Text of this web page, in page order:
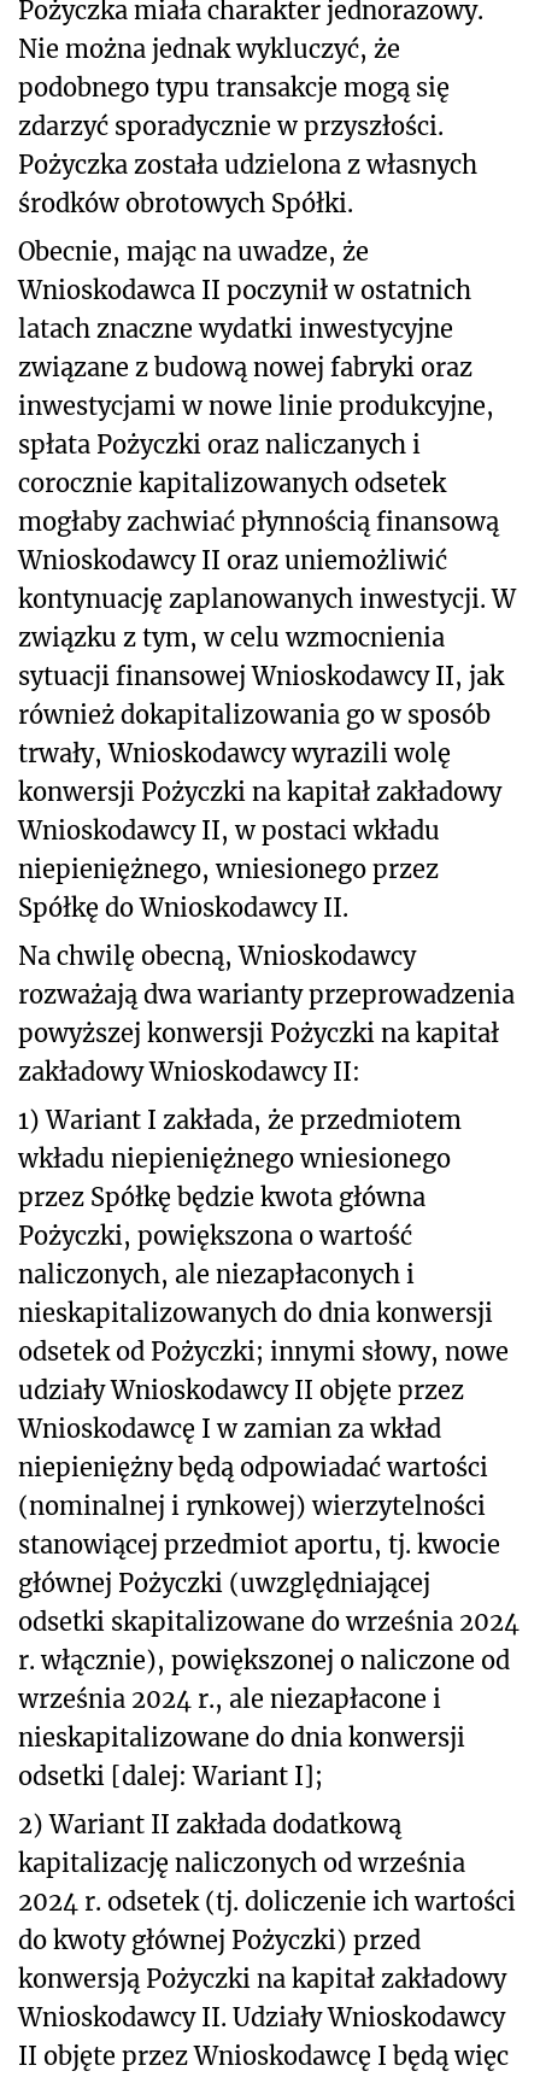
Pożyczka miała charakter jednorazowy.
Nie można jednak wykluczyć, że
podobnego typu transakcje mogą się
zdarzyć sporadycznie w przyszłości.
Pożyczka została udzielona z własnych
środków obrotowych Spółki.
Obecnie, mając na uwadze, że
Wnioskodawca II poczynił w ostatnich
latach znaczne wydatki inwestycyjne
związane z budową nowej fabryki oraz
inwestycjami w nowe linie produkcyjne,
spłata Pożyczki oraz naliczanych i
corocznie kapitalizowanych odsetek
mogłaby zachwiać płynnością finansową
Wnioskodawcy II oraz uniemożliwić
kontynuację zaplanowanych inwestycji. W
związku z tym, w celu wzmocnienia
sytuacji finansowej Wnioskodawcy II, jak
również dokapitalizowania go w sposób
trwały, Wnioskodawcy wyrazili wolę
konwersji Pożyczki na kapitał zakładowy
Wnioskodawcy II, w postaci wkładu
niepieniężnego, wniesionego przez
Spółkę do Wnioskodawcy II.
Na chwilę obecną, Wnioskodawcy
rozważają dwa warianty przeprowadzenia
powyższej konwersji Pożyczki na kapitał
zakładowy Wnioskodawcy II:
1) Wariant I zakłada, że przedmiotem
wkładu niepieniężnego wniesionego
przez Spółkę będzie kwota główna
Pożyczki, powiększona o wartość
naliczonych, ale niezapłaconych i
nieskapitalizowanych do dnia konwersji
odsetek od Pożyczki; innymi słowy, nowe
udziały Wnioskodawcy II objęte przez
Wnioskodawcę I w zamian za wkład
niepieniężny będą odpowiadać wartości
(nominalnej i rynkowej) wierzytelności
stanowiącej przedmiot aportu, tj. kwocie
głównej Pożyczki (uwzględniającej
odsetki skapitalizowane do września 2024
r. włącznie), powiększonej o naliczone od
września 2024 r., ale niezapłacone i
nieskapitalizowane do dnia konwersji
odsetki [dalej: Wariant I];
2) Wariant II zakłada dodatkową
kapitalizację naliczonych od września
2024 r. odsetek (tj. doliczenie ich wartości
do kwoty głównej Pożyczki) przed
konwersją Pożyczki na kapitał zakładowy
Wnioskodawcy II. Udziały Wnioskodawcy
II objęte przez Wnioskodawcę I będą więc